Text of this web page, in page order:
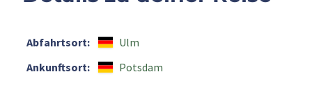
Abfahrtsort:
Ulm
Ankunftsort:
Potsdam